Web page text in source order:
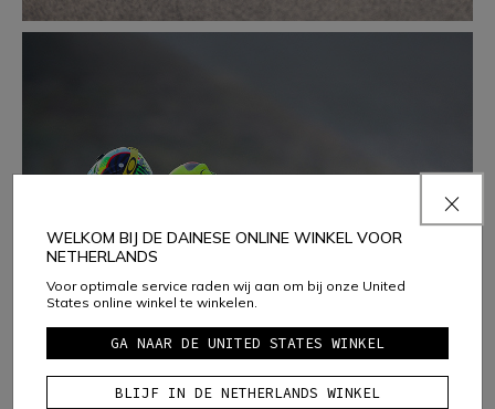
TRACK DAYS
MEER INFORMATIE
WELKOM BIJ DE DAINESE ONLINE WINKEL VOOR
NETHERLANDS
Voor optimale service raden wij aan om bij onze United
States online winkel te winkelen.
GA NAAR DE UNITED STATES WINKEL
BLIJF IN DE NETHERLANDS WINKEL